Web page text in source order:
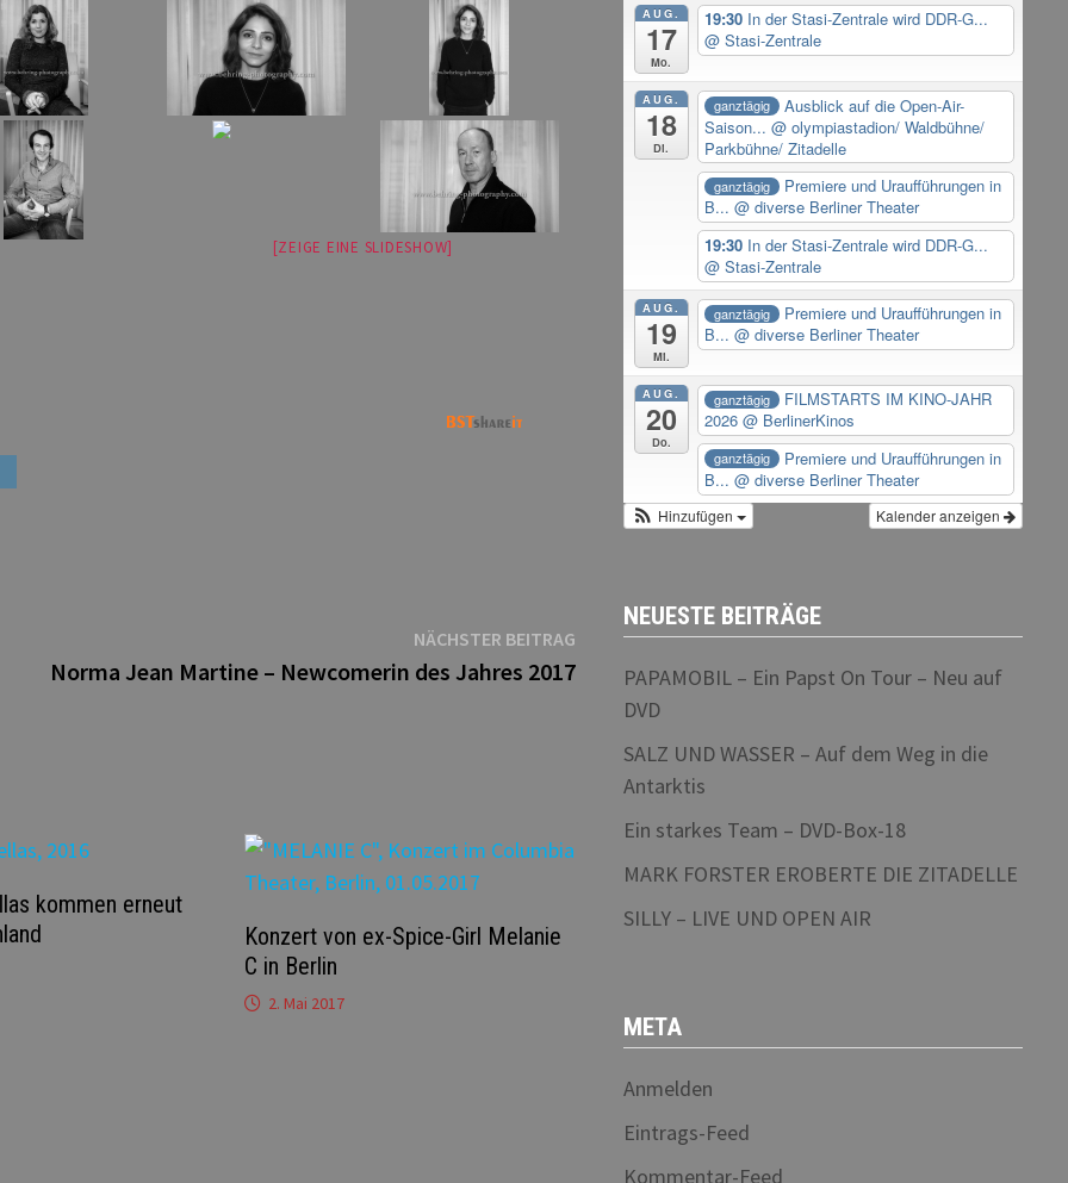
[ZEIGE EINE SLIDESHOW]
NÄCHSTER BEITRAGNächster
Beitrag:
Norma Jean Martine – Newcomerin des Jahres 2017
kommen erneut
Konzert von ex-Spice-Girl Melanie
C in Berlin
2. Mai 2017
AUG.
17
Mo.
19:30 In der Stasi-Zentrale wird DDR-G...
@ Stasi-Zentrale
AUG.
18
Di.
ganztägig
Ausblick auf die Open-Air-
Saison...@ olympiastadion/ Waldbühne/
Parkbühne/ Zitadelle
ganztägig
Premiere und Uraufführungen in
B...@ diverse Berliner Theater
19:30 In der Stasi-Zentrale wird DDR-G...
@ Stasi-Zentrale
AUG.
19
Mi.
ganztägig
Premiere und Uraufführungen in
B...@ diverse Berliner Theater
AUG.
20
Do.
ganztägig
FILMSTARTS IM KINO-JAHR
2026@ BerlinerKinos
ganztägig
Premiere und Uraufführungen in
B...@ diverse Berliner Theater
Kalender anzeigen
Hinzufügen
NEUESTE BEITRÄGE
PAPAMOBIL – Ein Papst On Tour – Neu auf
DVD
SALZ UND WASSER – Auf dem Weg in die
Antarktis
Ein starkes Team – DVD-Box-18
MARK FORSTER EROBERTE DIE ZITADELLE
SILLY – LIVE UND OPEN AIR
META
Anmelden
Eintrags-Feed
Kommentar-Feed